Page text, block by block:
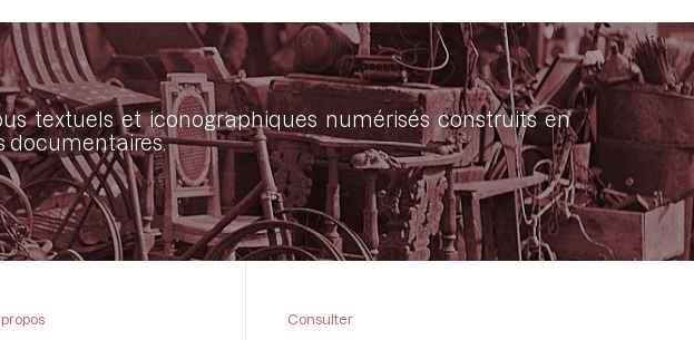
textuels et iconographiques numérisés construits en
documentaires.
propos
Consulter